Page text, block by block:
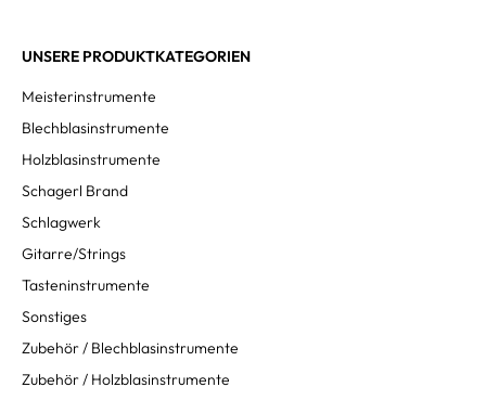
UNSERE PRODUKTKATEGORIEN
Meisterinstrumente
Blechblasinstrumente
Holzblasinstrumente
Schagerl Brand
Schlagwerk
Gitarre/Strings
Tasteninstrumente
Sonstiges
Zubehör / Blechblasinstrumente
Zubehör / Holzblasinstrumente